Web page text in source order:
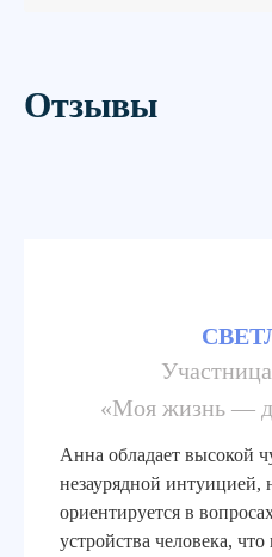
Отзывы
«Моя жизнь —
Анна обладает высокой
незаурядной интуицией,
ориентируется в
устройства человека,